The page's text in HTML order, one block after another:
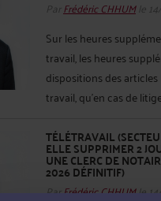
Par Frédéric CHHUMle
Sur les heures
travail, les heures
dispositions des articles
travail, qu'en cas de
TÉLÉTRAVAIL
ELLE SUPPRIMER 2
UNE CLERC DE
2026 DÉFINITIF)
ParFrédéric CHHUMle